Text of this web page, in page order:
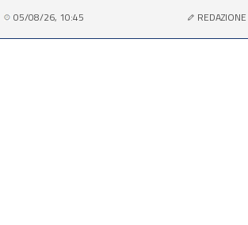
05/08/26, 10:45 REDAZIONE